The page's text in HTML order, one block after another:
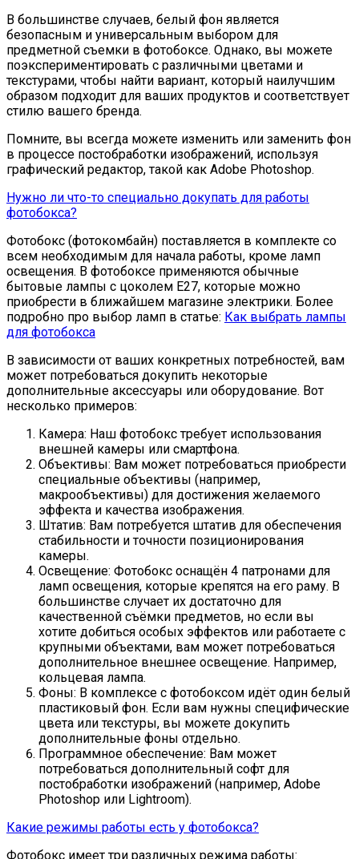
В большинстве случаев, белый фон является
безопасным и универсальным выбором для
предметной съемки в фотобоксе. Однако, вы можете
поэкспериментировать с различными цветами и
текстурами, чтобы найти вариант, который наилучшим
образом подходит для ваших продуктов и соответствует
стилю вашего бренда.
Помните, вы всегда можете изменить или заменить фон
в процессе постобработки изображений, используя
графический редактор, такой как Adobe Photoshop.
Нужно ли что-то специально докупать для работы
фотобокса?
Фотобокс (фотокомбайн) поставляется в комплекте со
всем необходимым для начала работы, кроме ламп
освещения. В фотобоксе применяются обычные
бытовые лампы с цоколем Е27, которые можно
приобрести в ближайшем магазине электрики. Более
подробно про выбор ламп в статье: Как выбрать лампы
для фотобокса
В зависимости от ваших конкретных потребностей, вам
может потребоваться докупить некоторые
дополнительные аксессуары или оборудование. Вот
несколько примеров:
Камера: Наш фотобокс требует использования
внешней камеры или смартфона.
Объективы: Вам может потребоваться приобрести
специальные объективы (например,
макрообъективы) для достижения желаемого
эффекта и качества изображения.
Штатив: Вам потребуется штатив для обеспечения
стабильности и точности позиционирования
камеры.
Освещение: Фотобокс оснащён 4 патронами для
ламп освещения, которые крепятся на его раму. В
большинстве случает их достаточно для
качественной съёмки предметов, но если вы
хотите добиться особых эффектов или работаете с
крупными объектами, вам может потребоваться
дополнительное внешнее освещение. Например,
кольцевая лампа.
Фоны: В комплексе с фотобоксом идёт один белый
пластиковый фон. Если вам нужны специфические
цвета или текстуры, вы можете докупить
дополнительные фоны отдельно.
Программное обеспечение: Вам может
потребоваться дополнительный софт для
постобработки изображений (например, Adobe
Photoshop или Lightroom).
Какие режимы работы есть у фотобокса?
Фотобокс имеет три различных режима работы: